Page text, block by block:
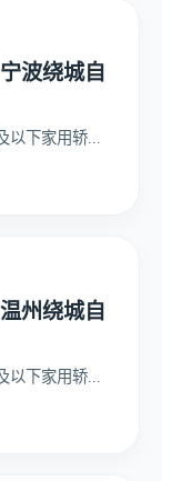
波绕城自
下家用轿...
州绕城自
下家用轿...